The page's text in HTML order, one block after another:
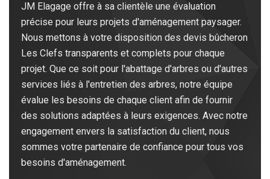
JM Elagage offre à sa clientèle une évaluation
précise pour leurs projets d'aménagement paysager.
Nous mettons à votre disposition des devis bûcheron
Les Clefs transparents et complets pour chaque
projet. Que ce soit pour l'abattage d'arbres ou d'autres
services liés à l'entretien des arbres, notre équipe
évalue les besoins de chaque client afin de fournir
des solutions adaptées à leurs exigences. Avec notre
engagement envers la satisfaction du client, nous
sommes votre partenaire de confiance pour tous vos
besoins d'aménagement.